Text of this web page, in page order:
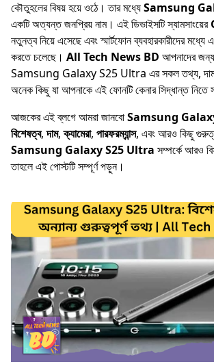
কৌতুহলের বিষয় হয়ে ওঠে। তার মধ্যেSamsung
একটি অত্যন্ত জনপ্রিয় নাম। এই ডিভাইসটি স্যামসাংয়ের
নতুনত্ব নিয়ে এসেছে এবং স্মার্টফোন ব্যবহারকারীদের
করতে চলেছে। All Tech News BD আপনাদের
Samsung Galaxy S25 Ultra এর সকল তথ্য, দাম,
অনেক কিছু যা আপনাকে এই ফোনটি কেনার সিদ্ধান্ত নিতে
আজকের এই ব্লগে আমরা জানবোSamsung
বিশেষত্ব,দাম,ক্যামেরা, পারফরম্যান্স, এবং আরও কিছু
Samsung Galaxy S25 Ultra সম্পর্কে আরও
তাহলে এই পোস্টটি সম্পূর্ণ পড়ুন।